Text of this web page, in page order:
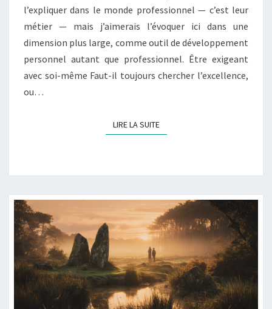
l’expliquer dans le monde professionnel — c’est leur
métier — mais j’aimerais l’évoquer ici dans une
dimension plus large, comme outil de développement
personnel autant que professionnel. Être exigeant
avec soi-même Faut-il toujours chercher l’excellence,
ou…
LIRE LA SUITELIRE LA SUITE